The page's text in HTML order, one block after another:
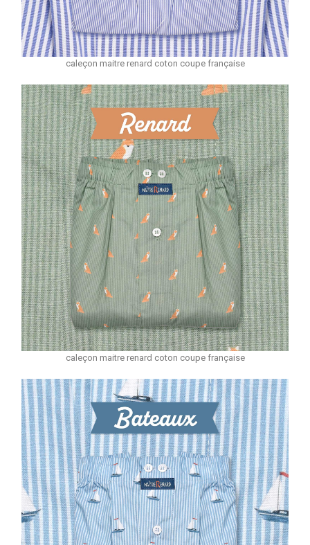
caleçon maitre renard coton coupe française
caleçon maitre renard coton coupe française